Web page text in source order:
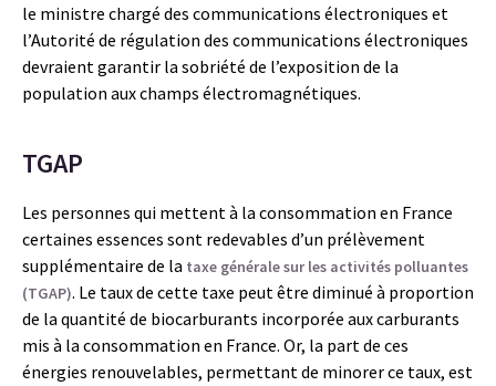
le ministre chargé des communications électroniques et
l’Autorité de régulation des communications électroniques
devraient garantir la sobriété de l’exposition de la
population aux champs électromagnétiques.
TGAP
Les personnes qui mettent à la consommation en France
certaines essences sont redevables d’un prélèvement
supplémentaire de la taxe générale sur les activités polluantes
(TGAP). Le taux de cette taxe peut être diminué à proportion
de la quantité de biocarburants incorporée aux carburants
mis à la consommation en France. Or, la part de ces
énergies renouvelables, permettant de minorer ce taux, est